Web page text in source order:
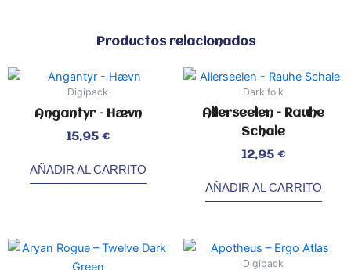
Productos relacionados
Digipack
Angantyr – Hævn
15,95 €
AÑADIR AL CARRITO
Dark folk
Allerseelen – Rauhe
Schale
12,95 €
AÑADIR AL CARRITO
Digipack